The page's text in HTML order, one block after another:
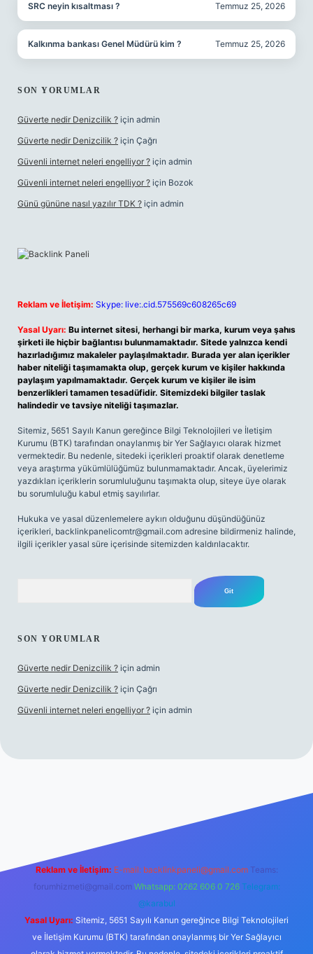
SRC neyin kısaltması ? Temmuz 25, 2026
Kalkınma bankası Genel Müdürü kim ? Temmuz 25, 2026
SON YORUMLAR
Güverte nedir Denizcilik ? için admin
Güverte nedir Denizcilik ? için Çağrı
Güvenli internet neleri engelliyor ? için admin
Güvenli internet neleri engelliyor ? için Bozok
Günü gününe nasıl yazılır TDK ? için admin
Reklam ve İletişim: Skype: live:.cid.575569c608265c69
Yasal Uyarı: Bu internet sitesi, herhangi bir marka, kurum veya şahıs
şirketi ile hiçbir bağlantısı bulunmamaktadır. Sitede yalnızca kendi
hazırladığımız makaleler paylaşılmaktadır. Burada yer alan içerikler
haber niteliği taşımamakta olup, gerçek kurum ve kişiler hakkında
paylaşım yapılmamaktadır. Gerçek kurum ve kişiler ile isim
benzerlikleri tamamen tesadüfidir. Sitemizdeki bilgiler taslak
halindedir ve tavsiye niteliği taşımazlar.
Sitemiz, 5651 Sayılı Kanun gereğince Bilgi Teknolojileri ve İletişim
Kurumu (BTK) tarafından onaylanmış bir Yer Sağlayıcı olarak hizmet
vermektedir. Bu nedenle, sitedeki içerikleri proaktif olarak denetleme
veya araştırma yükümlülüğümüz bulunmamaktadır. Ancak, üyelerimiz
yazdıkları içeriklerin sorumluluğunu taşımakta olup, siteye üye olarak
bu sorumluluğu kabul etmiş sayılırlar.
Hukuka ve yasal düzenlemelere aykırı olduğunu düşündüğünüz
içerikleri, backlinkpanelicomtr@gmail.com adresine bildirmeniz halinde,
ilgili içerikler yasal süre içerisinde sitemizden kaldırılacaktır.
SON YORUMLAR
Güverte nedir Denizcilik ? için admin
Güverte nedir Denizcilik ? için Çağrı
Güvenli internet neleri engelliyor ? için admin
Reklam ve İletişim: E-mail: backlinkpaneli@gmail.com Teams:
forumhizmeti@gmail.com Whatsapp: 0262 606 0 726 Telegram:
@karabul
Yasal Uyarı: Sitemiz, 5651 Sayılı Kanun gereğince Bilgi Teknolojileri
ve İletişim Kurumu (BTK) tarafından onaylanmış bir Yer Sağlayıcı